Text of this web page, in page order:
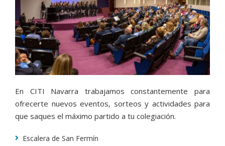
En CITI Navarra trabajamos constantemente para
ofrecerte nuevos eventos, sorteos y actividades para
que saques el máximo partido a tu colegiación.
Escalera de San Fermín